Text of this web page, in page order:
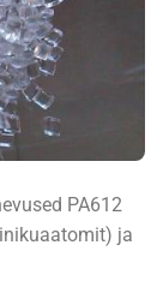
PA612
ja